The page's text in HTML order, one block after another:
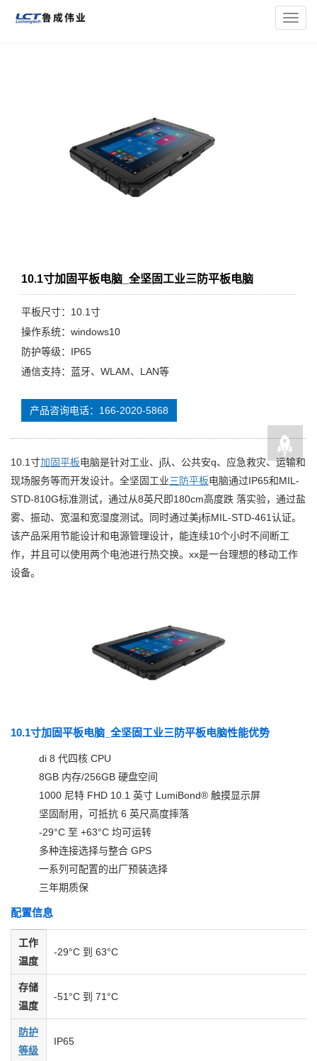
导
航
您的位置：主页
> 10.1
10.1寸加固平板电脑_全坚固工业三防平板电脑
平板尺寸：10.1寸
操作系统：windows10
防护等级：IP65
通信支持：蓝牙、WLAM、LAN等
产品咨询电话：166-2020-5868
10.1寸加固平板电脑是针对工业、j队、公共安q、应急救灾、运输和
现场服务等而开发设计。全坚固工业三防平板电脑通过IP65和MIL-
STD-810G标准测试，通过从8英尺即180cm高度跌 落实验，通过盐
雾、振动、宽温和宽湿度测试。同时通过美j标MIL-STD-461认证。
该产品采用节能设计和电源管理设计，能连续10个小时不间断工
作，并且可以使用两个电池进行热交换。xx是一台理想的移动工作
设备。
10.1寸加固平板电脑_全坚固工业三防平板电脑性能优势
di 8 代四核 CPU
8GB 内存/256GB 硬盘空间
1000 尼特 FHD 10.1 英寸 LumiBond® 触摸显示屏
坚固耐用，可抵抗 6 英尺高度摔落
-29°C 至 +63°C 均可运转
多种连接选择与整合 GPS
一系列可配置的出厂预装选择
三年期质保
配置信息
工作
温度
-29°C 到 63°C
存储
温度
-51°C 到 71°C
防护
等级
IP65